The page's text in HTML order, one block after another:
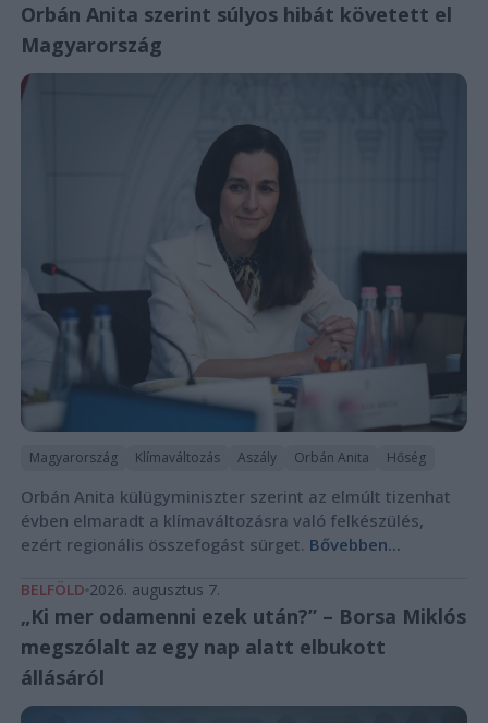
Orbán Anita szerint súlyos hibát követett el
Magyarország
Magyarország Klímaváltozás Aszály Orbán Anita Hőség
Orbán Anita külügyminiszter szerint az elmúlt tizenhat
évben elmaradt a klímaváltozásra való felkészülés,
ezért regionális összefogást sürget. Bővebben...
BELFÖLD 2026. augusztus 7.
„Ki mer odamenni ezek után?” – Borsa Miklós
megszólalt az egy nap alatt elbukott
állásáról